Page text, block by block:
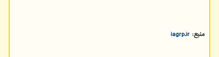
منبع: iagrp.ir